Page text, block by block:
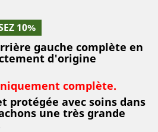
10%
gauche complète en
d'origine
complète.
protégée avec soins dans
une très grande